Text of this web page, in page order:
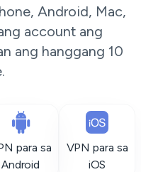
Android, Mac,
account ang
ang hanggang 10
para sa
Android
VPN para sa
iOS